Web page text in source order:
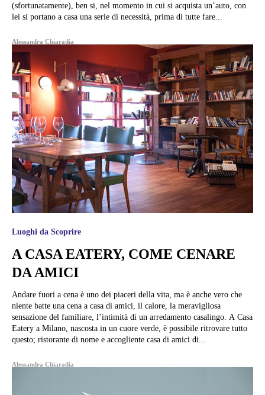
(sfortunatamente), ben si, nel momento in cui si acquista un’auto, con
lei si portano a casa una serie di necessità, prima di tutte fare...
Alessandra Chiaradia
Luoghi da Scoprire
A CASA EATERY, COME CENARE
DA AMICI
Andare fuori a cena è uno dei piaceri della vita, ma è anche vero che
niente batte una cena a casa di amici, il calore, la meravigliosa
sensazione del familiare, l’intimità di un arredamento casalingo. A Casa
Eatery a Milano, nascosta in un cuore verde, è possibile ritrovare tutto
questo; ristorante di nome e accogliente casa di amici di...
Alessandra Chiaradia